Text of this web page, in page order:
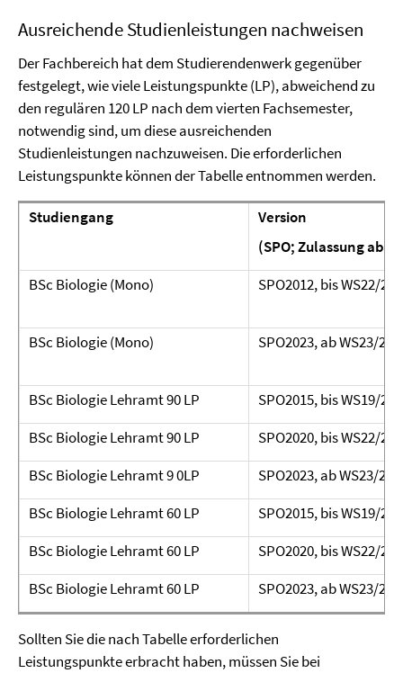
Ausreichende Studienleistungen nachweisen
Der Fachbereich hat dem Studierendenwerk gegenüber
festgelegt, wie viele Leistungspunkte (LP), abweichend zu
den regulären 120 LP nach dem vierten Fachsemester,
notwendig sind, um diese ausreichenden
Studienleistungen nachzuweisen. Die erforderlichen
Leistungspunkte können der Tabelle entnommen werden.
Studiengang
Version
(SPO; Zulassung ab/
BSc Biologie (Mono)
SPO2012, bis WS22/23
BSc Biologie (Mono) SPO2023, ab WS23/24
BSc Biologie Lehramt 90 LP
SPO2015, bis WS19/20
BSc Biologie Lehramt 90 LP
SPO2020, bis WS22/23
BSc Biologie Lehramt 9 0LP
SPO2023, ab WS23/24
BSc Biologie Lehramt 60 LP
SPO2015, bis WS19/20
BSc Biologie Lehramt 60 LP
SPO2020, bis WS22/23
BSc Biologie Lehramt 60 LP
SPO2023, ab WS23/24
Sollten Sie die nach Tabelle erforderlichen
Leistungspunkte erbracht haben, müssen Sie bei